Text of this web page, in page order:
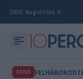
2026. Augusztus 9.
FRISS